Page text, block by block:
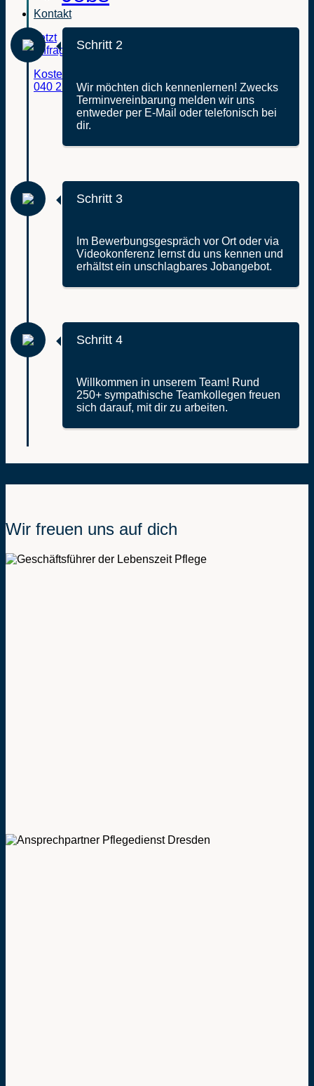
Kontakt
Jetzt
anfragen
Kostenfreie Beratung:
040 211 079 290
Schritt 2
Wir möchten dich kennenlernen! Zwecks
Terminvereinbarung melden wir uns
entweder per E-Mail oder telefonisch bei
dir.
Schritt 3
Im Bewerbungsgespräch vor Ort oder via
Videokonferenz lernst du uns kennen und
erhältst ein unschlagbares Jobangebot.
Schritt 4
Willkommen in unserem Team! Rund
250+ sympathische Teamkollegen freuen
sich darauf, mit dir zu arbeiten.
Wir freuen uns auf dich